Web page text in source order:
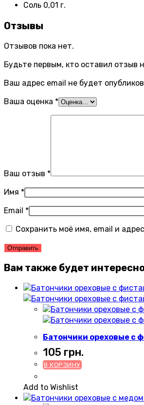
Соль 0,01 г.
Отзывы
Отзывов пока нет.
Будьте первым, кто оставил отзыв
Ваш адрес email не будет
Ваша оценка *
Ваш отзыв *
Имя *
Email *
Сохранить моё имя, email и
Вам также будет
Батончики ореховые с
105 грн.
В КОРЗИНУ
Add to Wishlist